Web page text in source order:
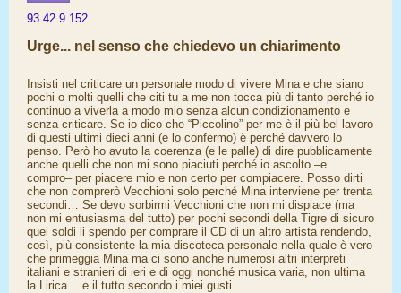
93.42.9.152
Urge... nel senso che chiedevo un chiarimento
Insisti nel criticare un personale modo di vivere Mina e che siano
pochi o molti quelli che citi tu a me non tocca più di tanto perché io
continuo a viverla a modo mio senza alcun condizionamento e
senza criticare. Se io dico che “Piccolino” per me è il più bel lavoro
di questi ultimi dieci anni (e lo confermo) è perché davvero lo
penso. Però ho avuto la coerenza (e le palle) di dire pubblicamente
anche quelli che non mi sono piaciuti perché io ascolto –e
compro– per piacere mio e non certo per compiacere. Posso dirti
che non comprerò Vecchioni solo perché Mina interviene per trenta
secondi… Se devo sorbirmi Vecchioni che non mi dispiace (ma
non mi entusiasma del tutto) per pochi secondi della Tigre di sicuro
quei soldi li spendo per comprare il CD di un altro artista rendendo,
così, più consistente la mia discoteca personale nella quale è vero
che primeggia Mina ma ci sono anche numerosi altri interpreti
italiani e stranieri di ieri e di oggi nonché musica varia, non ultima
la Lirica… e il tutto secondo i miei gusti.